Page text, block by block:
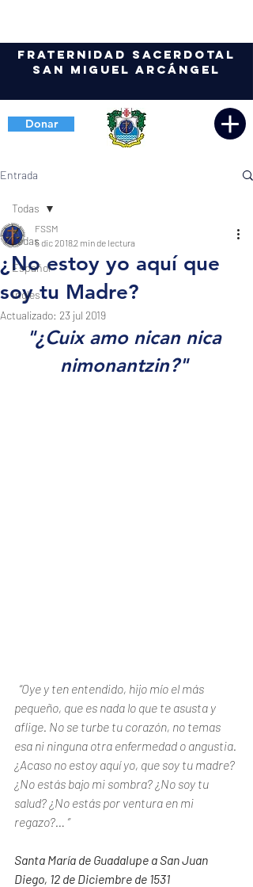
Fraternidad Sacerdotal
San Miguel Arcángel
Donar
Entrada
Todas
Español
Ingles
Todas
¿No estoy yo aquí que
soy tu Madre?
FSSM
5 dic 20182 min de lectura
Actualizado: 23 jul 2019
"¿Cuix amo nican nica
nimonantzin?"
“Oye y ten entendido, hijo mío el más
pequeño, que es nada lo que te asusta y
aflige. No se turbe tu corazón, no temas
esa ni ninguna otra enfermedad o angustia.
¿Acaso no estoy aquí yo, que soy tu madre?
¿No estás bajo mi sombra? ¿No soy tu
salud? ¿No estás por ventura en mi
regazo?… ”
Santa María de Guadalupe a San Juan
Diego, 12 de Diciembre de 1531